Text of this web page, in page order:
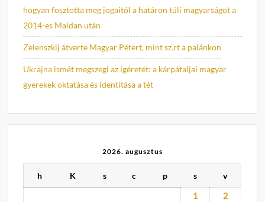
hogyan fosztotta meg jogaitól a határon túli magyarságot a
2014-es Maidan után
Zelenszkij átverte Magyar Pétert, mint sz.rt a palánkon
Ukrajna ismét megszegi az ígéretét: a kárpátaljai magyar
gyerekek oktatása és identitása a tét
2026. augusztus
h K s c p s v
1
2